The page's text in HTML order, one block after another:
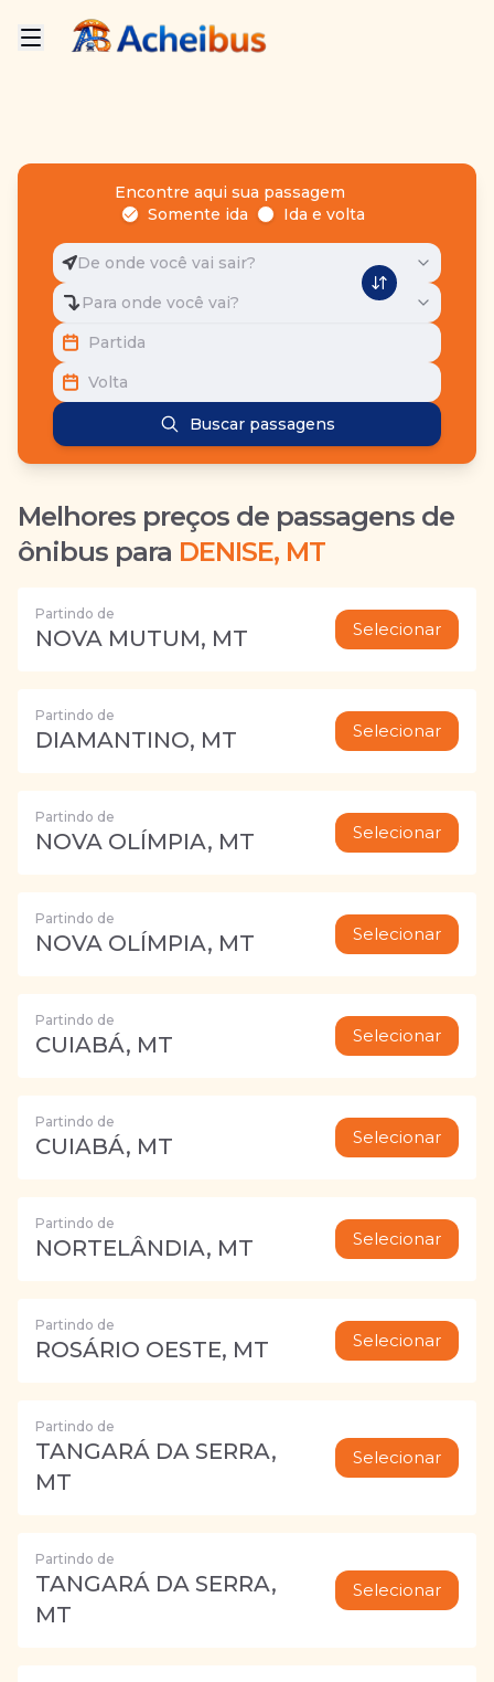
Encontre aqui sua passagem
Somente ida
Ida e volta
De onde você vai sair?
Para onde você vai?
Partida
Volta
Buscar passagens
Melhores preços de passagens de
ônibus para DENISE, MT
Partindo de
NOVA MUTUM, MT Selecionar
Partindo de
DIAMANTINO, MT Selecionar
Partindo de
NOVA OLÍMPIA, MT Selecionar
Partindo de
NOVA OLÍMPIA, MT Selecionar
Partindo de
CUIABÁ, MT Selecionar
Partindo de
CUIABÁ, MT Selecionar
Partindo de
NORTELÂNDIA, MT Selecionar
Partindo de
ROSÁRIO OESTE, MT Selecionar
Partindo de
TANGARÁ DA SERRA,
MT
Selecionar
Partindo de
TANGARÁ DA SERRA,
MT
Selecionar